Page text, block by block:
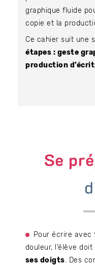
graphique fluide
copie et la
Ce cahier suit une
étapes : geste
production
Se
Pour écrire avec
douleur, l’élève doit
ses doigts. Des